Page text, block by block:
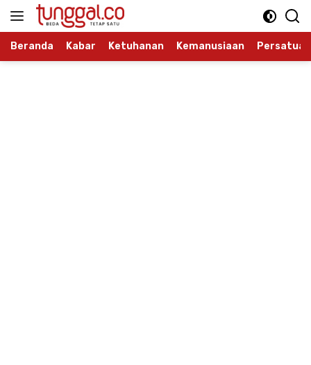
Langsung
Beranda Kabar Ketuhanan Kemanusiaan Persatuan